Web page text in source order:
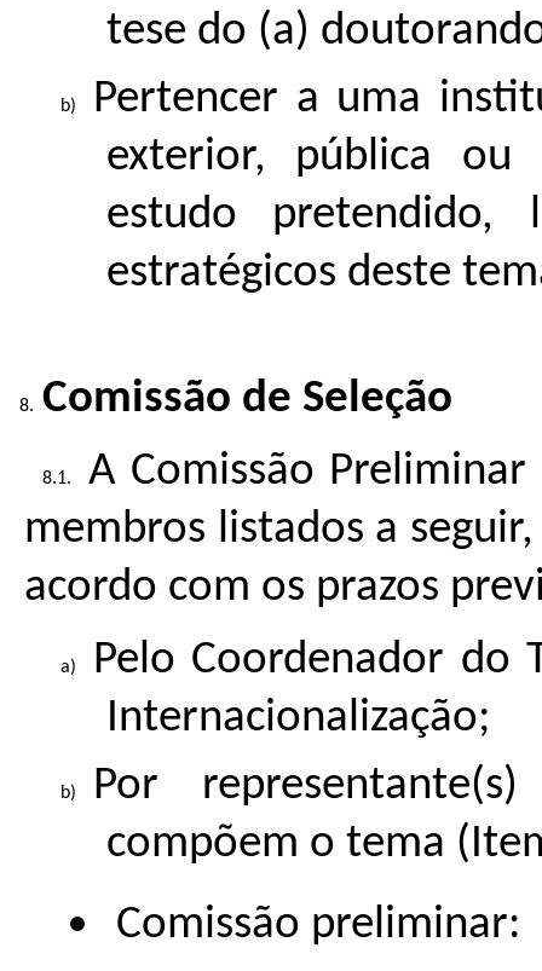
tese do (a)
Pertencer a uma
exterior, pública ou
estudo pretendido,
estratégicos deste
Comissão de Seleção
A Comissão
membros listados a
acordo com os prazos
Pelo Coordenador do
Internacionalização;
Por
compõem o tema
Comissão preliminar: